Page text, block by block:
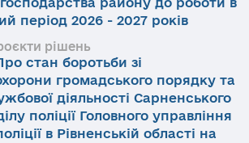
період 2026 - 2027 років
рішень
стан боротьби зі
громадського порядку та
діяльності Сарненського
поліції Головного управління
в Рівненській області на